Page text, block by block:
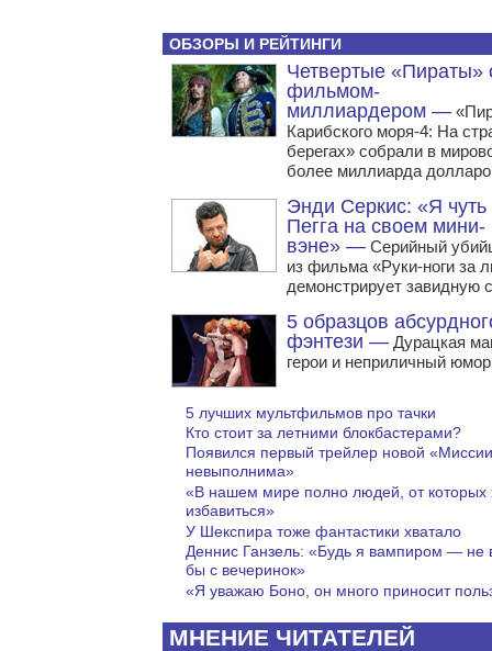
ОБЗОРЫ И РЕЙТИНГИ
Четвертые «Пираты»
фильмом-
миллиардером —
Карибского моря-4: На
берегах» собрали в
более миллиарда
Энди Серкис: «Я чуть
Пегга на своем мини-
вэне» — Серийный
из фильма «Руки-ноги за
демонстрирует завидную
5 образцов
фэнтези — Дурацкая
герои и неприличный
5 лучших мультфильмов про тачки
Кто стоит за летними блокбастерами?
Появился первый трейлер новой «Миссии
невыполнима»
«В нашем мире полно людей, от которых
избавиться»
У Шекспира тоже фантастики хватало
Деннис Ганзель: «Будь я вампиром — не
бы с вечеринок»
«Я уважаю Боно, он много приносит
МНЕНИЕ ЧИТАТЕЛЕЙ